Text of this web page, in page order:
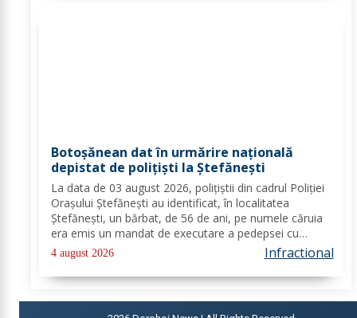
Botoșănean dat în urmărire națională
depistat de polițiști la Ștefănești
La data de 03 august 2026, polițiștii din cadrul Poliției
Orașului Ștefănești au identificat, în localitatea
Ștefănești, un bărbat, de 56 de ani, pe numele căruia
era emis un mandat de executare a pedepsei cu
închisoarea. Acesta a fost condamnat la 2 ani, 2 luni și
20 de zile pentru săvârșirea...
4 august 2026 Infractional